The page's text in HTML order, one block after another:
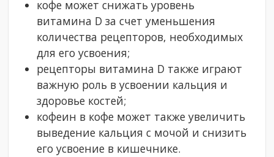
кофе может снижать уровень
витамина D за счет уменьшения
количества рецепторов, необходимых
для его усвоения;
рецепторы витамина D также играют
важную роль в усвоении кальция и
здоровье костей;
кофеин в кофе может также увеличить
выведение кальция с мочой и снизить
его усвоение в кишечнике.